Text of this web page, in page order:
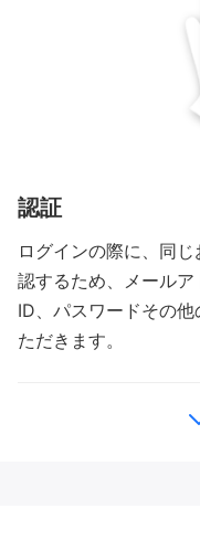
認証
ログインの際に、同
認するため、メール
ID、パスワードその
ただきます。